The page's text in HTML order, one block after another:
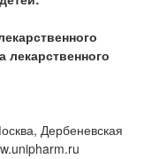
лекарственного
Дербеневская